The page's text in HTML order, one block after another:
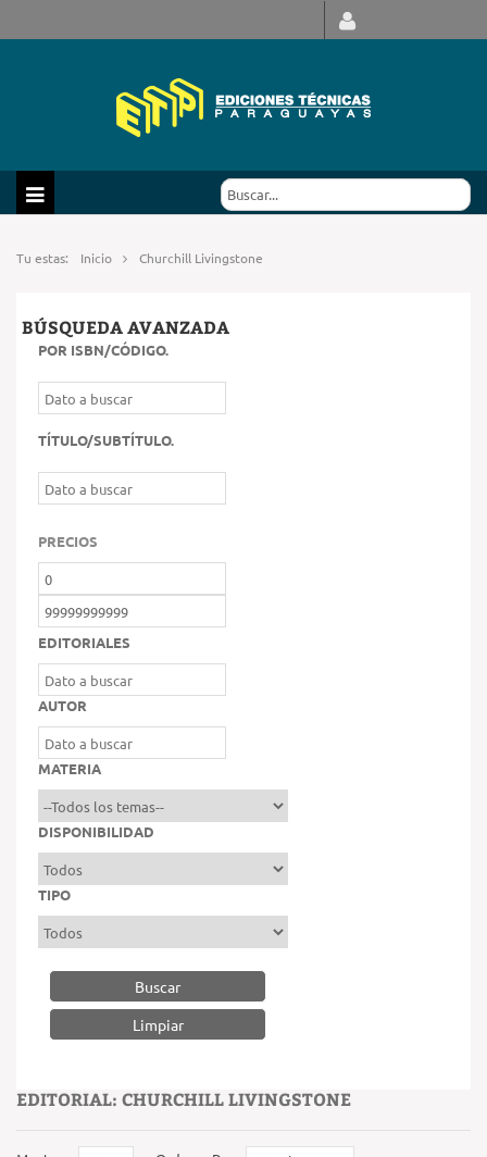
Tu estas: Inicio Churchill Livingstone
BÚSQUEDA AVANZADA
POR ISBN/CÓDIGO.
TÍTULO/SUBTÍTULO.
PRECIOS
EDITORIALES
AUTOR
MATERIA
DISPONIBILIDAD
TIPO
Buscar
EDITORIAL: CHURCHILL LIVINGSTONE